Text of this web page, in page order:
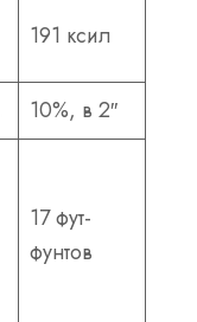
191 ксил
10%, в 2″
17 фут-
фунтов